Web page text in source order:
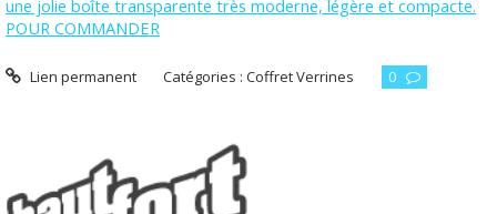
une jolie boîte transparente très moderne, légère et compacte.
POUR COMMANDER
Lien permanent Catégories :Coffret Verrines 0